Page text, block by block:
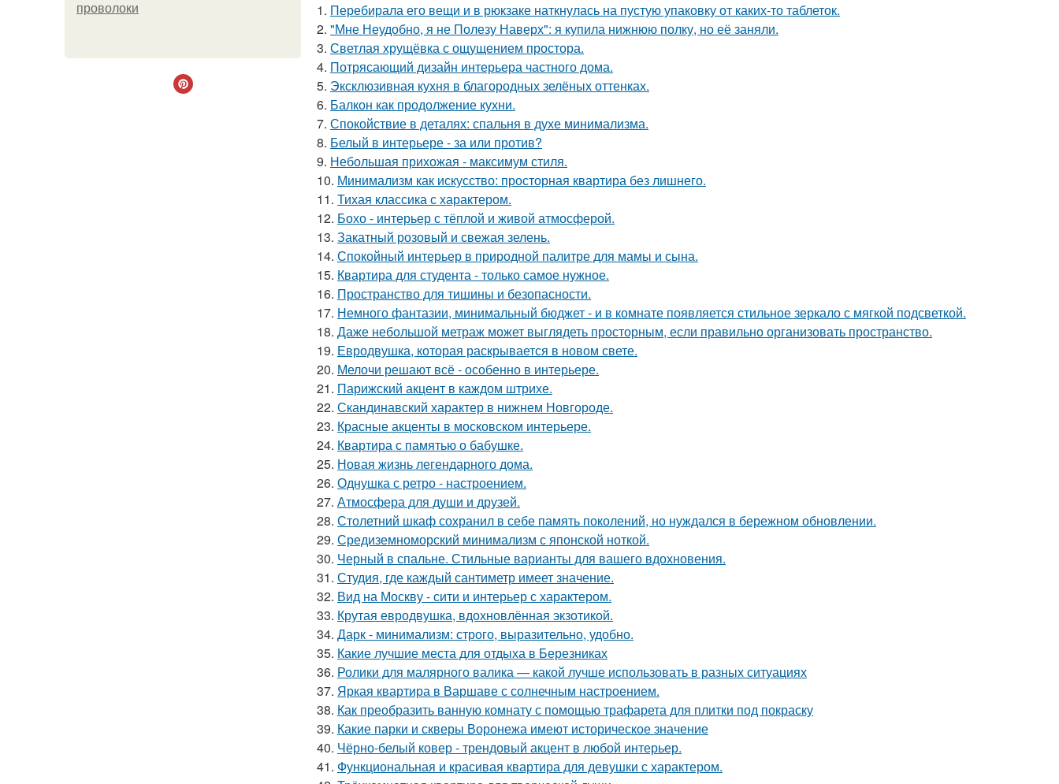
проволоки
1. Перебирала его вещи и в рюкзаке наткнулась на пустую упаковку от каких-то таблеток.
2. "Мне Неудобно, я не Полезу Наверх": я купила нижнюю полку, но её заняли.
3. Светлая хрущёвка с ощущением простора.
4. Потрясающий дизайн интерьера частного дома.
5. Эксклюзивная кухня в благородных зелёных оттенках.
6. Балкон как продолжение кухни.
7. Спокойствие в деталях: спальня в духе минимализма.
8. Белый в интерьере - за или против?
9. Небольшая прихожая - максимум стиля.
10. Минимализм как искусство: просторная квартира без лишнего.
11. Тихая классика с характером.
12. Бохо - интерьер с тёплой и живой атмосферой.
13. Закатный розовый и свежая зелень.
14. Спокойный интерьер в природной палитре для мамы и сына.
15. Квартира для студента - только самое нужное.
16. Пространство для тишины и безопасности.
17. Немного фантазии, минимальный бюджет - и в комнате появляется стильное зеркало с мягкой подсветкой.
18. Даже небольшой метраж может выглядеть просторным, если правильно организовать пространство.
19. Евродвушка, которая раскрывается в новом свете.
20. Мелочи решают всё - особенно в интерьере.
21. Парижский акцент в каждом штрихе.
22. Скандинавский характер в нижнем Новгороде.
23. Красные акценты в московском интерьере.
24. Квартира с памятью о бабушке.
25. Новая жизнь легендарного дома.
26. Однушка с ретро - настроением.
27. Атмосфера для души и друзей.
28. Столетний шкаф сохранил в себе память поколений, но нуждался в бережном обновлении.
29. Средиземноморский минимализм с японской ноткой.
30. Черный в спальне. Стильные варианты для вашего вдохновения.
31. Студия, где каждый сантиметр имеет значение.
32. Вид на Москву - сити и интерьер с характером.
33. Крутая евродвушка, вдохновлённая экзотикой.
34. Дарк - минимализм: строго, выразительно, удобно.
35. Какие лучшие места для отдыха в Березниках
36. Ролики для малярного валика — какой лучше использовать в разных ситуациях
37. Яркая квартира в Варшаве с солнечным настроением.
38. Как преобразить ванную комнату с помощью трафарета для плитки под покраску
39. Какие парки и скверы Воронежа имеют историческое значение
40. Чёрно-белый ковер - трендовый акцент в любой интерьер.
41. Функциональная и красивая квартира для девушки с характером.